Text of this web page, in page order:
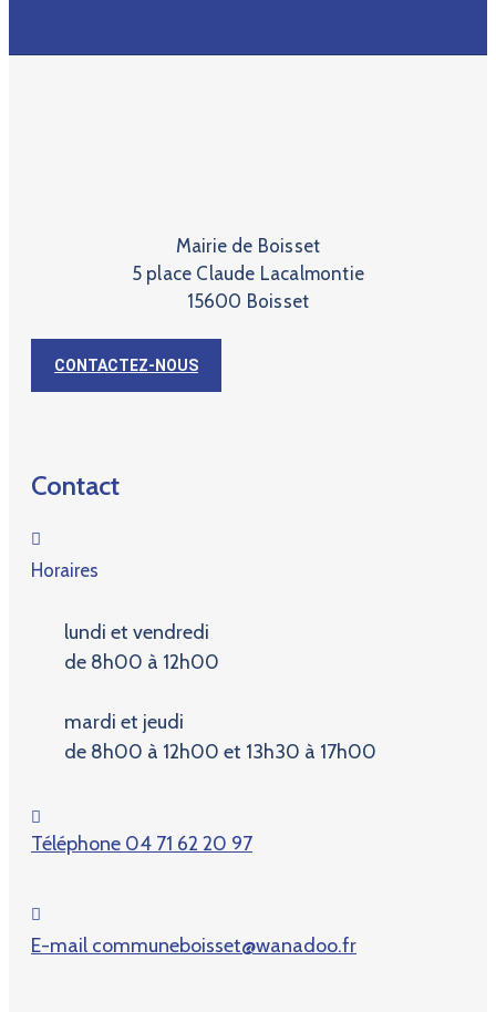
Mairie de Boisset
5 place Claude Lacalmontie
15600 Boisset
CONTACTEZ-NOUS
Contact
Horaires
lundi et vendredi
de 8h00 à 12h00
mardi et jeudi
de 8h00 à 12h00 et 13h30 à 17h00
Téléphone 04 71 62 20 97
E-mail communeboisset@wanadoo.fr